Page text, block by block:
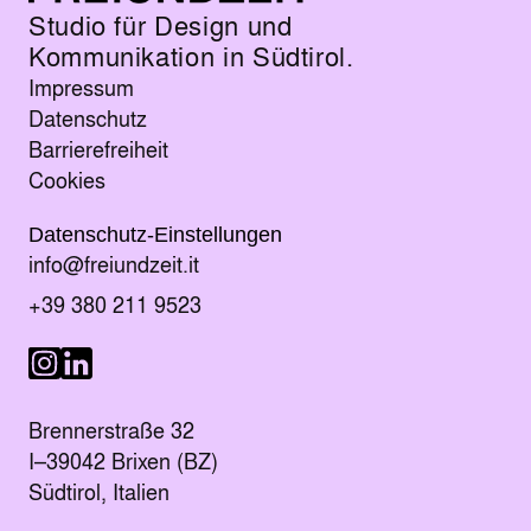
Studio für Design und
Kommunikation in Südtirol.
Impressum
Datenschutz
Barrierefreiheit
Cookies
Datenschutz-Einstellungen
E-Mail senden an
info@freiundzeit.it
Telefonnummer anrufen:
+39 380 211 9523
Besuche uns auf LinkedIn
Besuche uns auf Instagram
Brennerstraße 32
I–39042 Brixen (BZ)
Südtirol, Italien